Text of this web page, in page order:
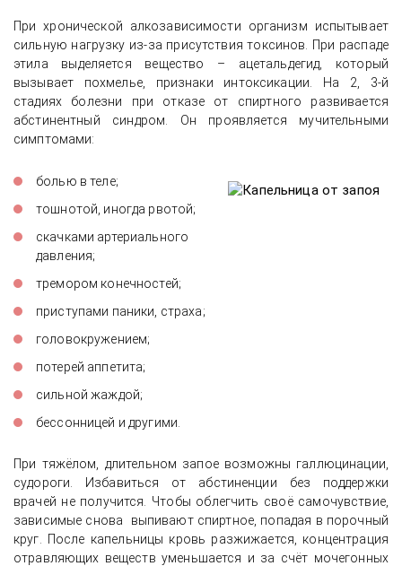
При хронической алкозависимости организм испытывает
сильную нагрузку из-за присутствия токсинов. При распаде
этила выделяется вещество – ацетальдегид, который
вызывает похмелье, признаки интоксикации. На 2, 3-й
стадиях болезни при отказе от спиртного развивается
абстинентный синдром. Он проявляется мучительными
симптомами:
болью в теле;
тошнотой, иногда рвотой;
скачками артериального
давления;
тремором конечностей;
приступами паники, страха;
головокружением;
потерей аппетита;
сильной жаждой;
бессонницей и другими.
При тяжёлом, длительном запое возможны галлюцинации,
судороги. Избавиться от абстиненции без поддержки
врачей не получится. Чтобы облегчить своё самочувствие,
зависимые снова выпивают спиртное, попадая в порочный
круг. После капельницы кровь разжижается, концентрация
отравляющих веществ уменьшается и за счёт мочегонных